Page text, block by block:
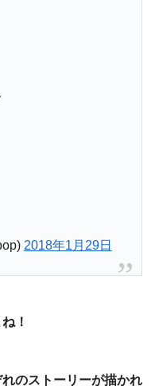
2018年1月29日
！
のストーリーが描かれ